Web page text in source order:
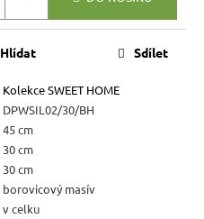
Kolekce SWEET HOME
DPWSIL02/30/BH
45 cm
30 cm
30 cm
borovicový masív
v celku
Hlídat Sdílet